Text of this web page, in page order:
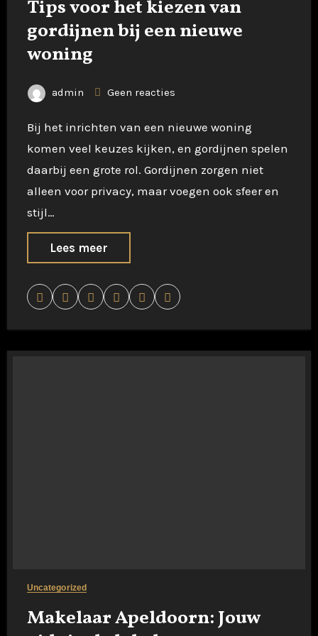
Tips voor het kiezen van
gordijnen bij een nieuwe
woning
admin Geen reacties
Bij het inrichten van een nieuwe woning
komen veel keuzes kijken, en gordijnen spelen
daarbij een grote rol. Gordijnen zorgen niet
alleen voor privacy, maar voegen ook sfeer en
stijl…
Lees meer
Uncategorized
Makelaar Apeldoorn: Jouw